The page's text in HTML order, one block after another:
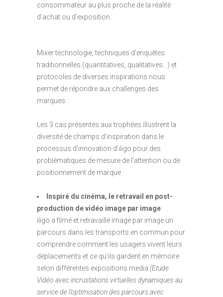
consommateur au plus proche de la réalité
d’achat ou d’exposition.
Mixer technologie, techniques d’enquêtes
traditionnelles (quantitatives, qualitatives…) et
protocoles de diverses inspirations nous
permet de répondre aux challenges des
marques.
Les 3 cas présentés aux trophées illustrent la
diversité de champs d’inspiration dans le
processus d’innovation d’iligo pour des
problématiques de mesure de l’attention ou de
positionnement de marque :
Inspiré du cinéma, le retravail en post-
production de vidéo image par image
iligo a filmé et retravaillé image par image un
parcours dans les transports en commun pour
comprendre comment les usagers vivent leurs
déplacements et ce qu’ils gardent en mémoire
selon différentes expositions media (Etude :
Vidéo avec incrustations virtuelles dynamiques au
service de l’optimisation des parcours avec